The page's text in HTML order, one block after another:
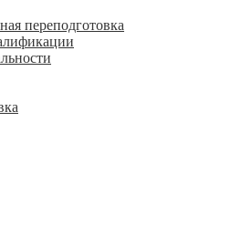
переподготовка